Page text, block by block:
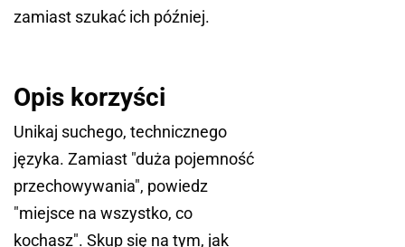
zamiast szukać ich później.
Opis korzyści
Unikaj suchego, technicznego
języka. Zamiast "duża pojemność
przechowywania", powiedz
"miejsce na wszystko, co
kochasz". Skup się na tym, jak